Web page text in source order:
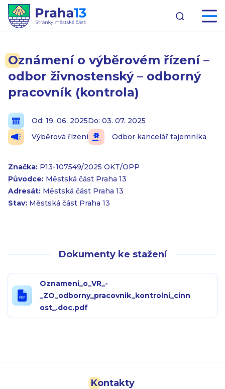
Oznámení o výběrovém řízení –
odbor živnostenský – odborný
pracovník (kontrola)
Od: 19. 06. 2025Do: 03. 07. 2025
Výběrová řízení
Odbor kancelář tajemníka
Značka: P13-107549/2025 OKT/OPP
Původce: Městská část Praha 13
Adresát: Městská část Praha 13
Stav: Městská část Praha 13
Dokumenty ke stažení
Oznameni_o_VR_-
_ZO_odborny_pracovnik_kontrolni_cinn
ost_.doc.pdf
Kontakty